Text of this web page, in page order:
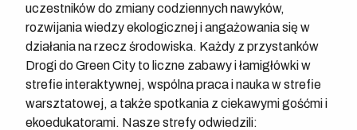
uczestników do zmiany codziennych nawyków,
rozwijania wiedzy ekologicznej i angażowania się w
działania na rzecz środowiska. Każdy z przystanków
Drogi do Green City to liczne zabawy i łamigłówki w
strefie interaktywnej, wspólna praca i nauka w strefie
warsztatowej, a także spotkania z ciekawymi gośćmi i
ekoedukatorami. Nasze strefy odwiedzili: